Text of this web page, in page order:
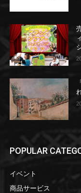
POPULAR
イベント
商品サービス